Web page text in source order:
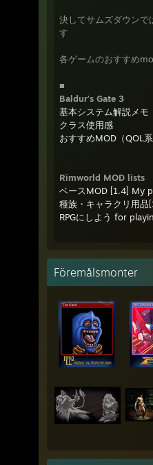
決してサムズダウンで
す
各ゲームのおすすめ
■
Baldur's Gate 3
基本システム解説メモ
クラス使用感
おすすめMOD（QOL系
Rimworld MOD lists
ベースMOD [1.4] My
種族・キャラクリ用
RPGにしよう for
Föremålsmonter